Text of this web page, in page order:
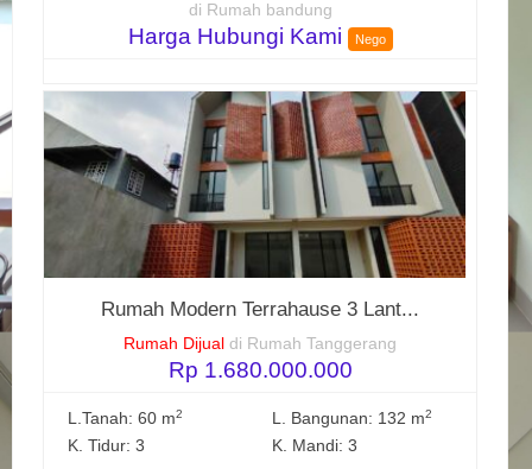
di Rumah bandung
Harga Hubungi Kami Nego
Rumah Modern Terrahause 3 Lant...
Rumah Dijual di Rumah Tanggerang
Rp 1.680.000.000
L.Tanah: 60 m2 L. Bangunan: 132 m2
K. Tidur: 3 K. Mandi: 3